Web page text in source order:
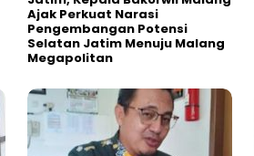
Ajak Perkuat Narasi
Pengembangan Potensi
Selatan Jatim Menuju Malang
Megapolitan